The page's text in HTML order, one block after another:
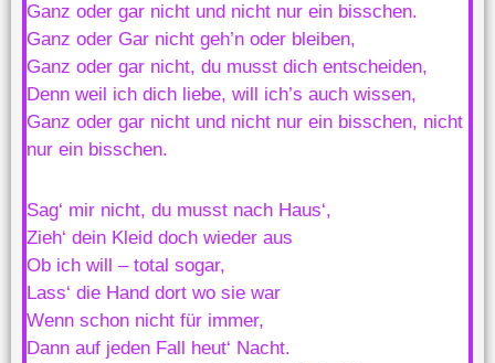
Ganz oder gar nicht und nicht nur ein bisschen.
Ganz oder Gar nicht geh’n oder bleiben,
Ganz oder gar nicht, du musst dich entscheiden,
Denn weil ich dich liebe, will ich’s auch wissen,
Ganz oder gar nicht und nicht nur ein bisschen, nicht
nur ein bisschen.
Sag‘ mir nicht, du musst nach Haus‘,
Zieh‘ dein Kleid doch wieder aus
Ob ich will – total sogar,
Lass‘ die Hand dort wo sie war
Wenn schon nicht für immer,
Dann auf jeden Fall heut‘ Nacht.